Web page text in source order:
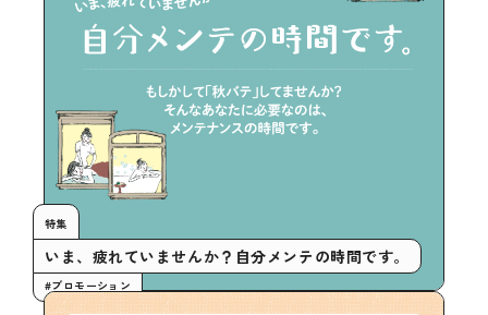
特集
いま、疲れていませんか？自分メンテの時間です。
#プロモーション